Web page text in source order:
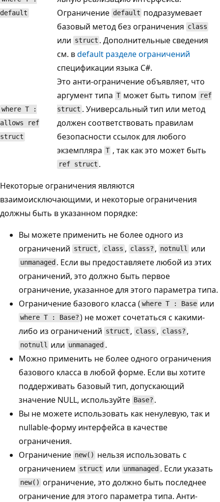
default
Ограничение default подразумевает
базовый метод без ограничения class
или struct . Дополнительные сведения
см. вdefault разделе ограничений
спецификации языка C#.
where T :
allows ref
struct
Это анти-ограничение объявляет, что
аргумент типа T может быть типом
ref
struct . Универсальный тип или метод
должен соответствовать правилам
безопасности ссылок для любого
экземпляра T , так как это может быть
ref struct .
Некоторые ограничения являются
взаимоисключающими, и некоторые ограничения
должны быть в указанном порядке:
Вы можете применить не более одного из
ограничений struct , class , class? , notnull или
unmanaged . Если вы предоставляете любой из этих
ограничений, это должно быть первое
ограничение, указанное для этого параметра типа.
Ограничение базового класса ( where T : Base или
where T : Base? ) не может сочетаться с какими-
либо из ограничений struct , class , class? ,
notnull или unmanaged .
Можно применить не более одного ограничения
базового класса в любой форме. Если вы хотите
поддерживать базовый тип, допускающий
значение NULL, используйте Base? .
Вы не можете использовать как ненулевую, так и
nullable-форму интерфейса в качестве
ограничения.
Ограничение new() нельзя использовать с
ограничением struct или unmanaged . Если указать
new() ограничение, это должно быть последнее
ограничение для этого параметра типа. Анти-